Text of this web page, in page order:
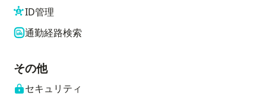
ID管理
通勤経路検索
その他
セキュリティ